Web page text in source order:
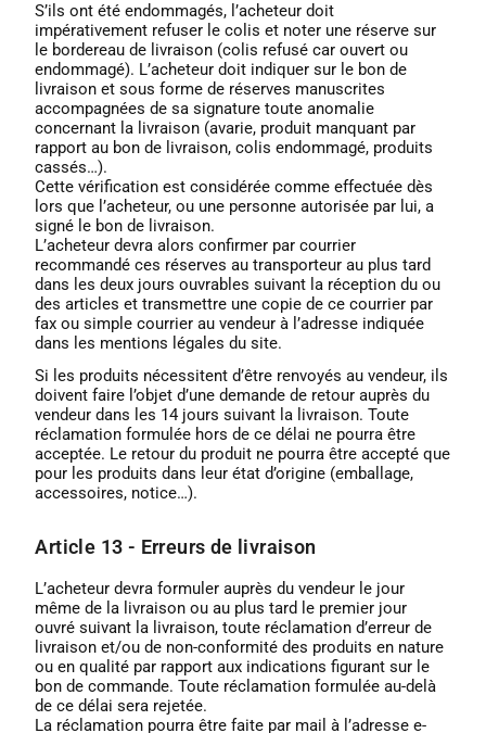
S’ils ont été endommagés, l’acheteur doit
impérativement refuser le colis et noter une réserve sur
le bordereau de livraison (colis refusé car ouvert ou
endommagé). L’acheteur doit indiquer sur le bon de
livraison et sous forme de réserves manuscrites
accompagnées de sa signature toute anomalie
concernant la livraison (avarie, produit manquant par
rapport au bon de livraison, colis endommagé, produits
cassés…).
Cette vérification est considérée comme effectuée dès
lors que l’acheteur, ou une personne autorisée par lui, a
signé le bon de livraison.
L’acheteur devra alors confirmer par courrier
recommandé ces réserves au transporteur au plus tard
dans les deux jours ouvrables suivant la réception du ou
des articles et transmettre une copie de ce courrier par
fax ou simple courrier au vendeur à l’adresse indiquée
dans les mentions légales du site.
Si les produits nécessitent d’être renvoyés au vendeur, ils
doivent faire l’objet d’une demande de retour auprès du
vendeur dans les 14 jours suivant la livraison. Toute
réclamation formulée hors de ce délai ne pourra être
acceptée. Le retour du produit ne pourra être accepté que
pour les produits dans leur état d’origine (emballage,
accessoires, notice…).
Article 13 - Erreurs de livraison
L’acheteur devra formuler auprès du vendeur le jour
même de la livraison ou au plus tard le premier jour
ouvré suivant la livraison, toute réclamation d’erreur de
livraison et/ou de non-conformité des produits en nature
ou en qualité par rapport aux indications figurant sur le
bon de commande. Toute réclamation formulée au-delà
de ce délai sera rejetée.
La réclamation pourra être faite par mail à l’adresse e-